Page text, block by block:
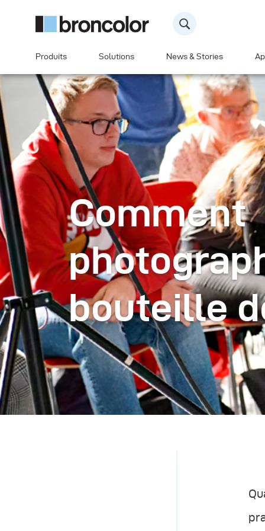
Produits Solutions News & Stories
Comment
bouteille